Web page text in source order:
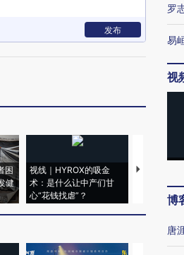
发布
困
健
视线｜HYROX的吸金
术：是什么让中产们甘
心“花钱找虐”？
马航飞行员
罗
易
视
博
唐